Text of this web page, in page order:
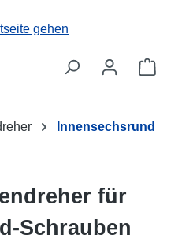
Innensechsrund
für
Schrauben